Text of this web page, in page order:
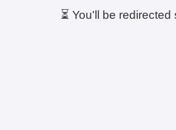
⏳ You'll be redirected